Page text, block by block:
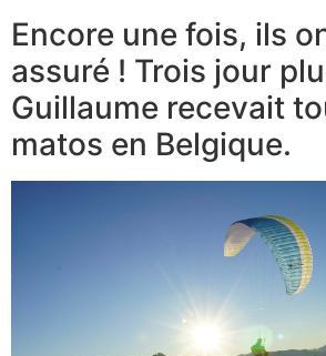
Encore une fois, ils
assuré ! Trois jour
Guillaume recevait
matos en Belgique.